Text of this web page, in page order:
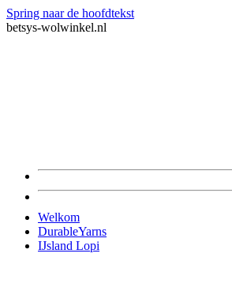
Spring naar de hoofdtekst
betsys-wolwinkel.nl
Welkom
DurableYarns
IJsland Lopi